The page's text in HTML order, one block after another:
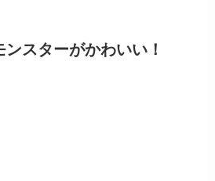
スターがかわいい！